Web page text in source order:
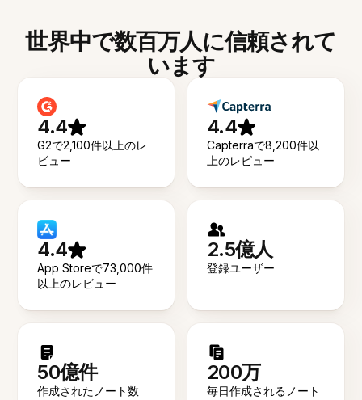
世界中で数百万人に信頼されて
います
4.4
G2で2,100件以上のレ
ビュー
4.4
Capterraで8,200件以
上のレビュー
4.4
App Storeで73,000件
以上のレビュー
2.5億人
登録ユーザー
50億件
作成されたノート数
200万
毎日作成されるノート